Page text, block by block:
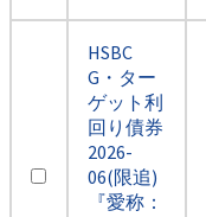
HSBC
G・ター
ゲット利
回り債券
2026-
06(限追)
『愛称：